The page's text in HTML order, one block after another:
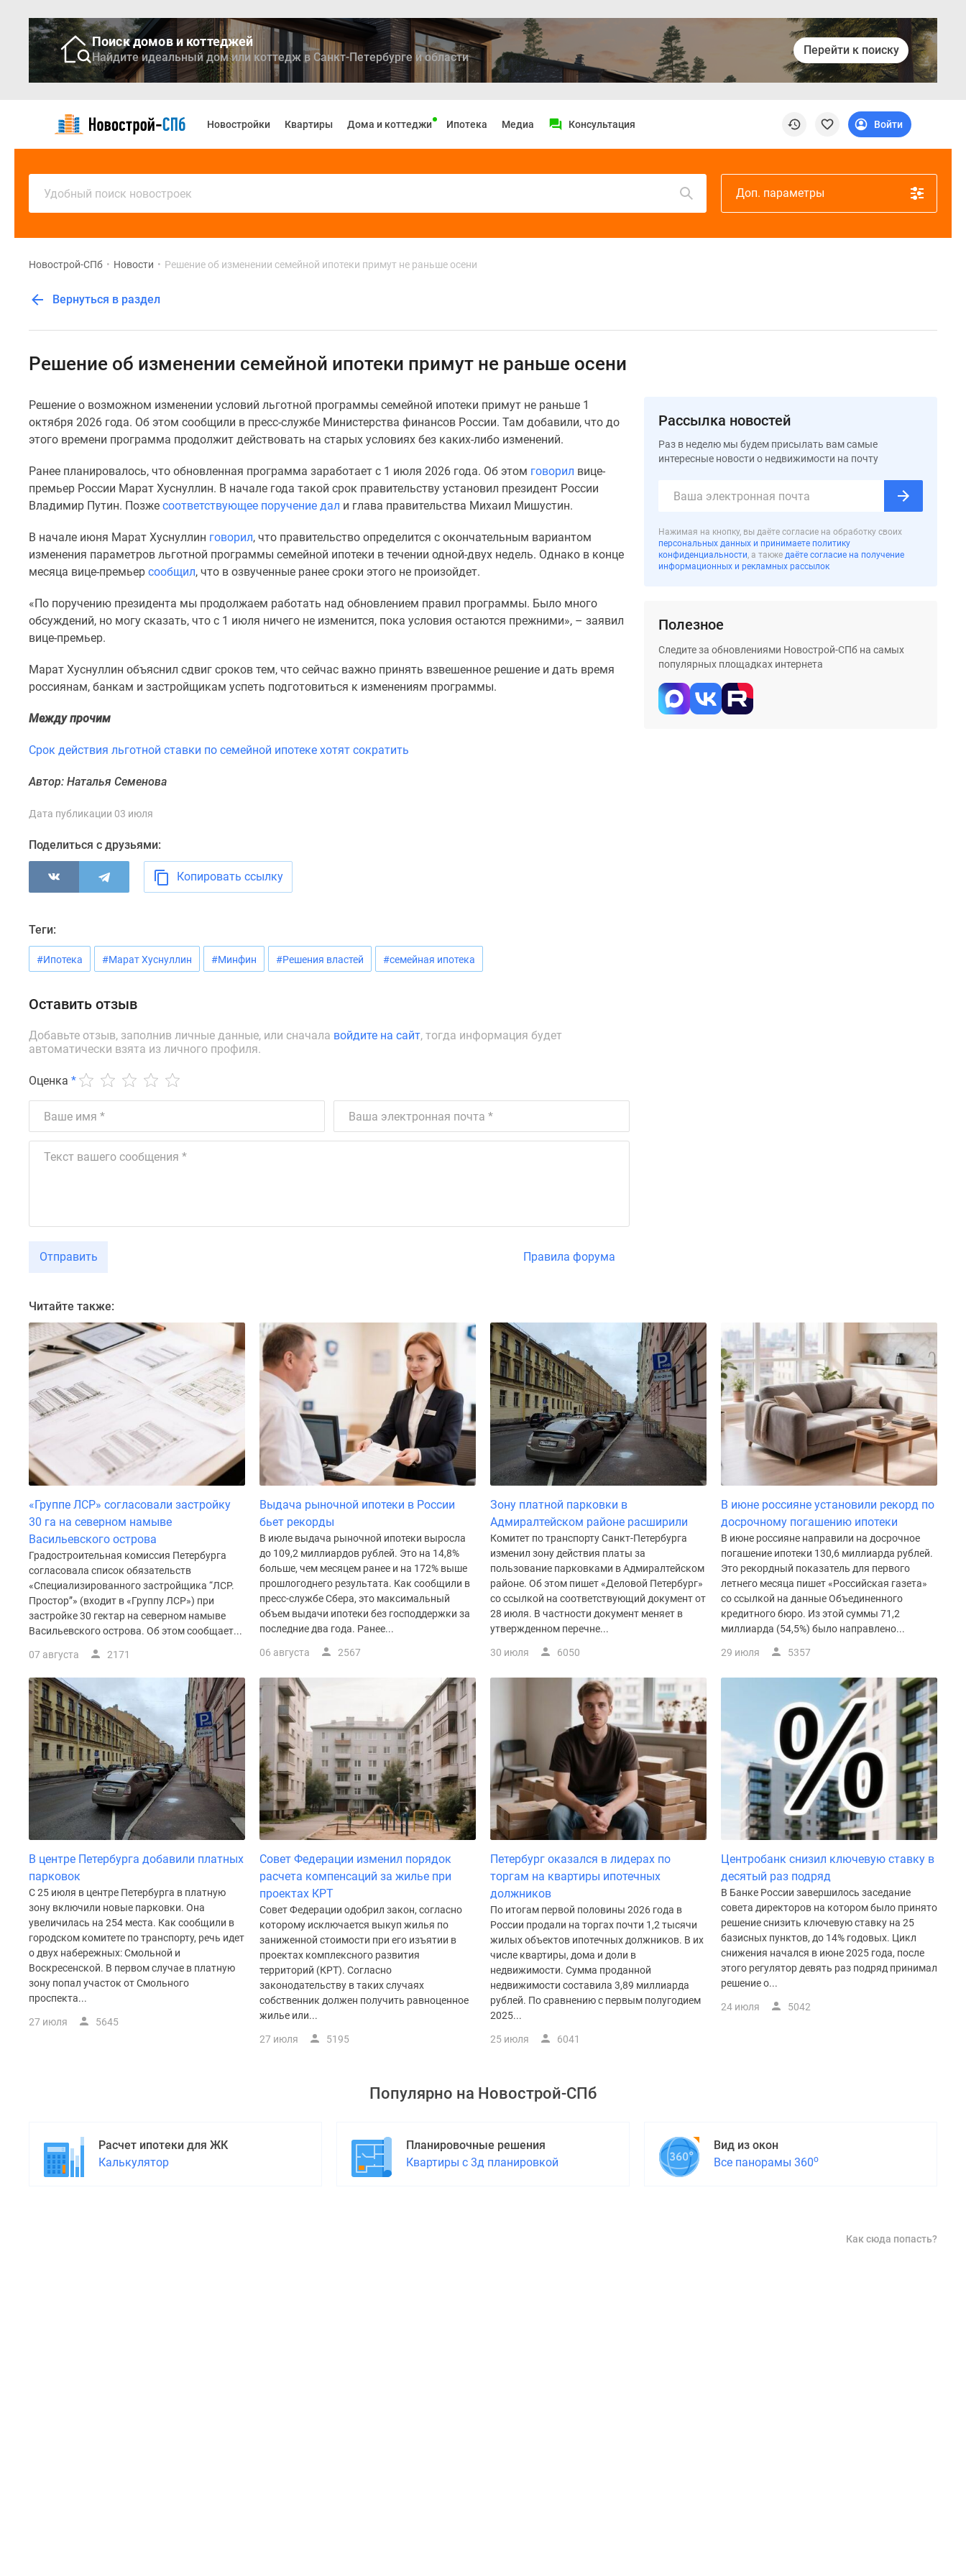
Поиск домов и коттеджей
Найдите идеальный дом или коттедж в Санкт-Петербурге и области
Перейти к поиску
Медиа
проекте
Контакты
сайте
застройщики
авторы
Машино-
Специальные
Апартаменты
Новостройки
Готовые
новостройки
Военная
Покупателю
Санкт-
Видеообзор
Семейная
Аналитика
Панорамы
новостроек
комнатные
Мнение
Ипотечный
Новости
недвижимости
Ленинградской
области
ипотека
Квартиры
бизнес-
Коттеджные
поселки
Санкт-
Петербурге
Коттеджные
Ленинградской
Готовые
коттеджные
поселки
Строящиеся
коттеджные
поселки
Коттеджные
поселки
Коттеджные
поселки
водоема
поселки
ипотеку
Бизнес-
центры
Коттеджи
Траншевая
ипотека
Скидки
Новостройки Квартиры Дома и коттеджи Ипотека Медиа Консультация Войти
Удобный поиск новостроек Доп. параметры
Новострой-СПб • Новости • Решение об изменении семейной ипотеки примут не раньше осени
Вернуться в раздел
Решение об изменении семейной ипотеки примут не раньше осени
Решение о возможном изменении условий льготной программы семейной ипотеки примут не раньше 1
октября 2026 года. Об этом сообщили в пресс-службе Министерства финансов России. Там добавили, что до
этого времени программа продолжит действовать на старых условиях без каких-либо изменений.
Ранее планировалось, что обновленная программа заработает с 1 июля 2026 года. Об этом говорил вице-
премьер России Марат Хуснуллин. В начале года такой срок правительству установил президент России
Владимир Путин. Позже соответствующее поручение дал и глава правительства Михаил Мишустин.
В начале июня Марат Хуснуллин говорил, что правительство определится с окончательным вариантом
изменения параметров льготной программы семейной ипотеки в течении одной-двух недель. Однако в конце
месяца вице-премьер сообщил, что в озвученные ранее сроки этого не произойдет.
«По поручению президента мы продолжаем работать над обновлением правил программы. Было много
обсуждений, но могу сказать, что с 1 июля ничего не изменится, пока условия остаются прежними», – заявил
вице-премьер.
Марат Хуснуллин объяснил сдвиг сроков тем, что сейчас важно принять взвешенное решение и дать время
россиянам, банкам и застройщикам успеть подготовиться к изменениям программы.
Между прочим
Срок действия льготной ставки по семейной ипотеке хотят сократить
Автор: Наталья Семенова
Дата публикации 03 июля
Поделиться с друзьями:
Копировать ссылку
Теги:
#Ипотека #Марат Хуснуллин #Минфин #Решения властей #семейная ипотека
Оставить отзыв
Добавьте отзыв, заполнив личные данные, или сначала войдите на сайт, тогда информация будет
автоматически взята из личного профиля.
Оценка *
Отправить Правила форума
Рассылка новостей
Раз в неделю мы будем присылать вам самые
интересные новости о недвижимости на почту
Нажимая на кнопку, вы даёте согласие на обработку своих
персональных данных и принимаете политику
конфиденциальности, а также даёте согласие на получение
информационных и рекламных рассылок
Полезное
Следите за обновлениями Новострой-СПб на самых
популярных площадках интернета
Читайте также:
«Группе ЛСР» согласовали застройку
30 га на северном намыве
Васильевского острова
Градостроительная комиссия Петербурга
согласовала список обязательств
«Специализированного застройщика “ЛСР.
Простор”» (входит в «Группу ЛСР») при
застройке 30 гектар на северном намыве
Васильевского острова. Об этом сообщает...
07 августа 2171
Выдача рыночной ипотеки в России
бьет рекорды
В июле выдача рыночной ипотеки выросла
до 109,2 миллиардов рублей. Это на 14,8%
больше, чем месяцем ранее и на 172% выше
прошлогоднего результата. Как сообщили в
пресс-службе Сбера, это максимальный
объем выдачи ипотеки без господдержки за
последние два года. Ранее...
06 августа 2567
Зону платной парковки в
Адмиралтейском районе расширили
Комитет по транспорту Санкт-Петербурга
изменил зону действия платы за
пользование парковками в Адмиралтейском
районе. Об этом пишет «Деловой Петербург»
со ссылкой на соответствующий документ от
28 июля. В частности документ меняет в
утвержденном перечне...
30 июля 6050
В июне россияне установили рекорд по
досрочному погашению ипотеки
В июне россияне направили на досрочное
погашение ипотеки 130,6 миллиарда рублей.
Это рекордный показатель для первого
летнего месяца пишет «Российская газета»
со ссылкой на данные Объединенного
кредитного бюро. Из этой суммы 71,2
миллиарда (54,5%) было направлено...
29 июля 5357
В центре Петербурга добавили платных
парковок
С 25 июля в центре Петербурга в платную
зону включили новые парковки. Она
увеличилась на 254 места. Как сообщили в
городском комитете по транспорту, речь идет
о двух набережных: Смольной и
Воскресенской. В первом случае в платную
зону попал участок от Смольного
проспекта...
27 июля 5645
Совет Федерации изменил порядок
расчета компенсаций за жилье при
проектах КРТ
Совет Федерации одобрил закон, согласно
которому исключается выкуп жилья по
заниженной стоимости при его изъятии в
проектах комплексного развития
территорий (КРТ). Согласно
законодательству в таких случаях
собственник должен получить равноценное
жилье или...
27 июля 5195
Петербург оказался в лидерах по
торгам на квартиры ипотечных
должников
По итогам первой половины 2026 года в
России продали на торгах почти 1,2 тысячи
жилых объектов ипотечных должников. В их
числе квартиры, дома и доли в
недвижимости. Сумма проданной
недвижимости составила 3,89 миллиарда
рублей. По сравнению с первым полугодием
2025...
25 июля 6041
Центробанк снизил ключевую ставку в
десятый раз подряд
В Банке России завершилось заседание
совета директоров на котором было принято
решение снизить ключевую ставку на 25
базисных пунктов, до 14% годовых. Цикл
снижения начался в июне 2025 года, после
этого регулятор девять раз подряд принимал
решение о...
24 июля 5042
Популярно на Новострой-СПб
Расчет ипотеки для ЖК
Калькулятор
Планировочные решения
Квартиры с 3д планировкой
Вид из окон
Все панорамы 360о
Как сюда попасть?